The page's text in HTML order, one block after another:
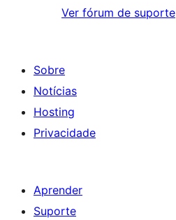
Ver fórum de suporte
Sobre
Notícias
Hosting
Privacidade
Aprender
Suporte